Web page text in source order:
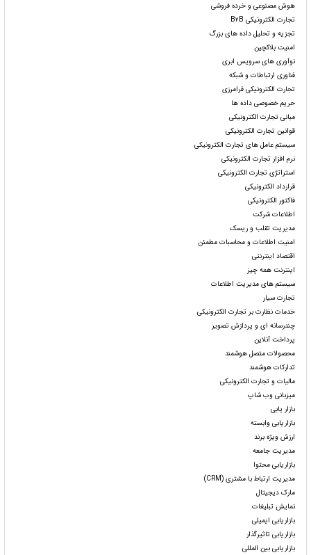
هوش مصنوعی و خرده فروشی
تجارت الکترونیکی B۲B
تجزیه و تحلیل داده های بزرگ
امنیت بلاکچین
نوآوری های سرویس ابری
فناوری ارتباطات و شبکه
تجارت الکترونیکی فرامرزی
حریم خصوصی داده ها
مبانی تجارت الکترونیکی
قوانین تجارت الکترونیکی
سیستم عامل های تجارت الکترونیکی
نرم افزار تجارت الکترونیکی
استراتژی تجارت الکترونیکی
قرارداد الکترونیکی
فاکتور الکترونیکی
اطلاعات شرکت
مدیریت تقلب و ریسک
امنیت اطلاعات و محاسبات مطمئن
اقتصاد اینترنتی
اینترنت همه چیز
سیستم های مدیریت اطلاعات
تجارت سیار
خدمات نظارت بر تجارت الکترونیکی
چندرسانه ای و پردازش تصویر
پرداخت آنلاین
محصولات متصل هوشمند
تدارکات هوشمند
مالیات و تجارت الکترونیکی
میزبانی وب شاپ
بازار یابی
بازاریابی وابسته
ارزش ویژه برند
مدیریت جامعه
بازاریابی محتوا
مدیریت ارتباط با مشتری (CRM)
مارک دیجیتال
نمایش تبلیغات
بازاریابی ایمیلی
بازاریابی تاثیرگذار
بازاریابی بین المللی